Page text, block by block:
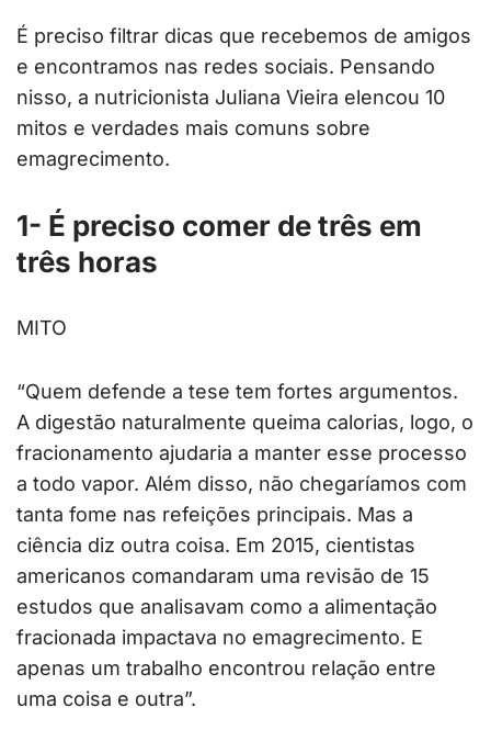
É preciso filtrar dicas que recebemos de amigos
e encontramos nas redes sociais. Pensando
nisso, a nutricionista Juliana Vieira elencou 10
mitos e verdades mais comuns sobre
emagrecimento.
1- É preciso comer de três em
três horas
MITO
“Quem defende a tese tem fortes argumentos.
A digestão naturalmente queima calorias, logo, o
fracionamento ajudaria a manter esse processo
a todo vapor. Além disso, não chegaríamos com
tanta fome nas refeições principais. Mas a
ciência diz outra coisa. Em 2015, cientistas
americanos comandaram uma revisão de 15
estudos que analisavam como a alimentação
fracionada impactava no emagrecimento. E
apenas um trabalho encontrou relação entre
uma coisa e outra”.